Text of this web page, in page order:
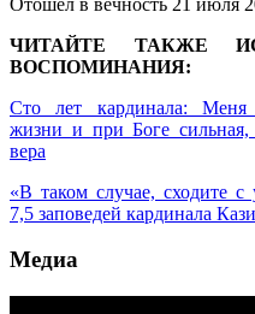
ЧИТАЙТЕ ТАКЖЕ
ВОСПОМИНАНИЯ:
Сто лет кардинала: Меня
жизни и при Боге сильная,
вера
«В таком случае, сходите
7,5 заповедей кардинала
Медиа